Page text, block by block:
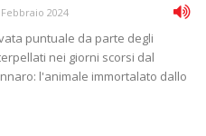
Febbraio 2024
puntuale da parte degli
nei giorni scorsi dal
l'animale immortalato dallo